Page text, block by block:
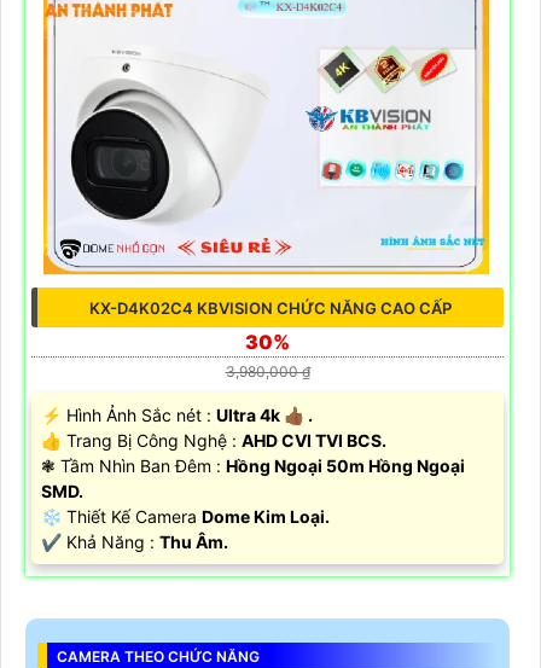
KX-D4K02C4 KBVISION CHỨC NĂNG CAO CẤP
30%
3,980,000 ₫
️⚡ Hình Ảnh Sắc nét : Ultra 4k 👍🏾 .
👍 Trang Bị Công Nghệ : AHD CVI TVI BCS.
❃ Tầm Nhìn Ban Đêm : Hồng Ngoại 50m Hồng Ngoại
SMD.
❄ Thiết Kế Camera Dome Kim Loại.
️✔️ Khả Năng : Thu Âm.
CAMERA THEO CHỨC NĂNG